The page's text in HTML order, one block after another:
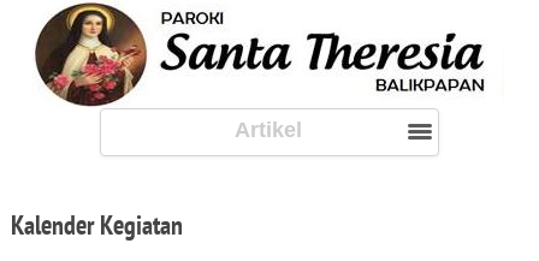
Artikel
KalenderKegiatan